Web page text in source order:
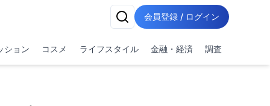
会員登録 / ログイン
ション コスメ ライフスタイル 金融・経済 調査